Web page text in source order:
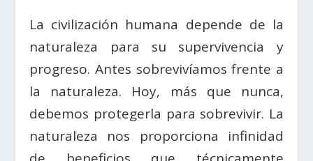
La civilización humana depende de la
naturaleza para su supervivencia y
progreso. Antes sobrevivíamos frente a
la naturaleza. Hoy, más que nunca,
debemos protegerla para sobrevivir. La
naturaleza nos proporciona infinidad